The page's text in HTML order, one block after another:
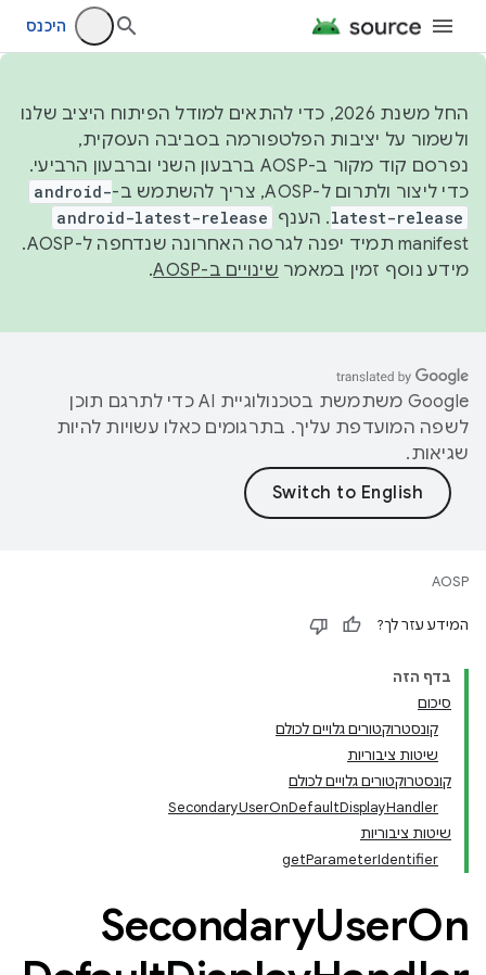
היכנס
החל משנת 2026, כדי להתאים למודל הפיתוח היציב שלנו
ולשמור על יציבות הפלטפורמה בסביבה העסקית,
נפרסם קוד מקור ב-AOSP ברבעון השני וברבעון הרביעי.
כדי ליצור ולתרום ל-AOSP, צריך להשתמש ב-
android-
latest-release. הענף android-latest-release
manifest תמיד יפנה לגרסה האחרונה שנדחפה ל-AOSP.
מידע נוסף זמין במאמר שינויים ב-AOSP .
‫Google משתמשת בטכנולוגיית AI כדי לתרגם תוכן
לשפה המועדפת עליך. בתרגומים כאלו עשויות להיות
שגיאות.
AOSP
המידע עזר לך?
בדף הזה
סיכום
קונסטרוקטורים גלויים לכולם
שיטות ציבוריות
קונסטרוקטורים גלויים לכולם
SecondaryUserOnDefaultDisplayHandler
שיטות ציבוריות
getParameterIdentifier
SecondaryUserOn